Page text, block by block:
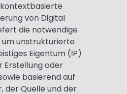
kontextbasierte
von Digital
die notwendige
um unstrukturierte
Eigentum (IP)
Erstellung oder
basierend auf
der Quelle und der